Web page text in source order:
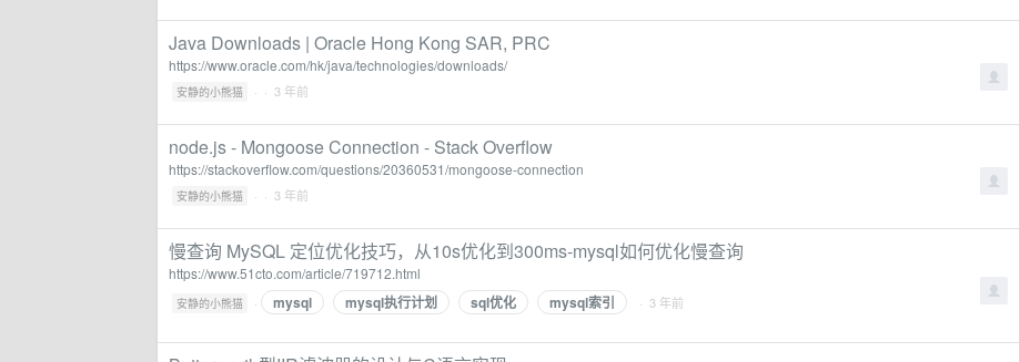
Java Downloads | Oracle Hong Kong SAR, PRC
https://www.oracle.com/hk/java/technologies/downloads/
安静的小熊猫 · · 3 年前
node.js - Mongoose Connection - Stack Overflow
https://stackoverflow.com/questions/20360531/mongoose-connection
安静的小熊猫 · · 3 年前
慢查询 MySQL 定位优化技巧，从10s优化到300ms-mysql如何优化慢查询
https://www.51cto.com/article/719712.html
安静的小熊猫 · mysql mysql执行计划 sql优化 mysql索引 · 3 年前